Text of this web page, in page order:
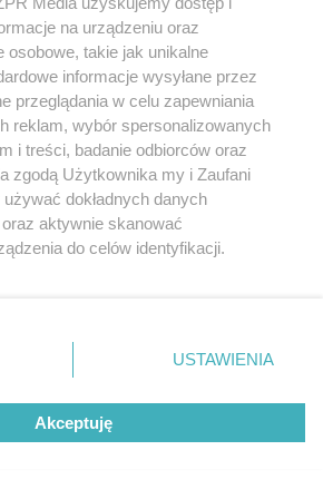
na urządzeniu oraz
osobowe, takie jak unikalne
informacje wysyłane przez
przeglądania w celu zapewniania
reklam, wybór spersonalizowanych
i treści, badanie odbiorców oraz
zgodą Użytkownika my i Zaufani
dokładnych danych
aktywnie skanować
do celów identyfikacji.
przycisk ustawień prywatności
dolnym rogu strony
danych nie wymagają zgody
prawo sprzeciwić się takiemu
będą miały zastosowanie tylko
USTAWIENIA
Akceptuję